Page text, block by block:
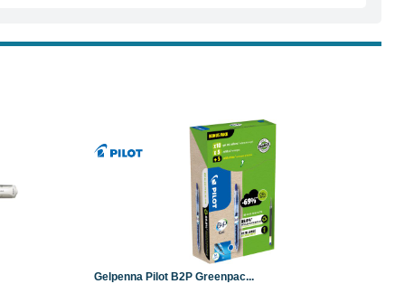
Gelpenna Pilot B2P Greenpac...